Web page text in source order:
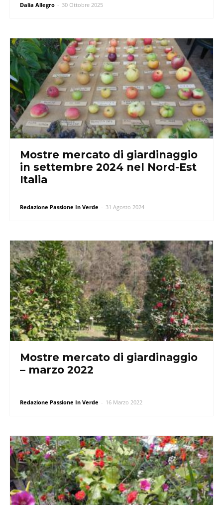
Dalia Allegro - 30 Ottobre 2025
Mostre mercato di giardinaggio
in settembre 2024 nel Nord-Est
Italia
Redazione Passione In Verde - 31 Agosto 2024
Mostre mercato di giardinaggio
– marzo 2022
Redazione Passione In Verde - 16 Marzo 2022